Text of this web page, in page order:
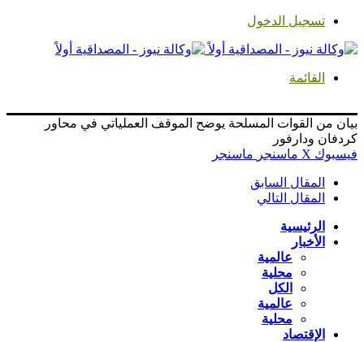
تسجيل الدخول
القائمة
بيان من القوات المسلحة يوضح الموقف العملياتي في محاور
كردفان ودارفور
فيسبوك ‫X ماسنجر ماسنجر
المقال السابق
المقال التالي
الرئيسية
الأخبار
عالمية
محلية
الكل
عالمية
محلية
الإقتصاد